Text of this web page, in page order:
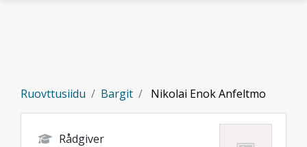
Ruovttusiidu Bargit Nikolai Enok Anfeltmo
Rådgiver